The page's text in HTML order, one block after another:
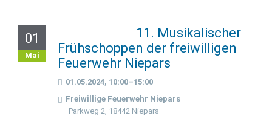
01
Mai
11. Musikalischer
Frühschoppen der freiwilligen
Feuerwehr Niepars
01.05.2024, 10:00–15:00
Freiwillige Feuerwehr Niepars
Parkweg 2, 18442 Niepars